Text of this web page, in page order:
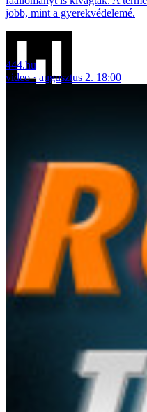
jobb, mint a gyerekvédelemé.
444.hu
video
augusztus 2. 18:00